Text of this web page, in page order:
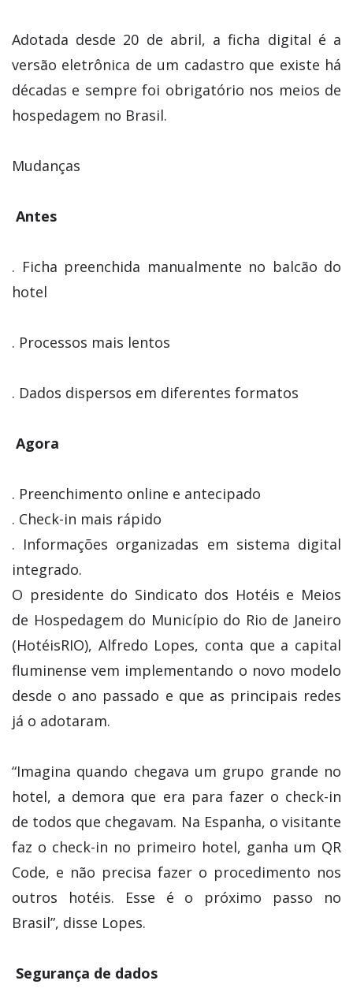
Adotada desde 20 de abril, a ficha digital é a
versão eletrônica de um cadastro que existe há
décadas e sempre foi obrigatório nos meios de
hospedagem no Brasil.
Mudanças
Antes
. Ficha preenchida manualmente no balcão do
hotel
. Processos mais lentos
. Dados dispersos em diferentes formatos
Agora
. Preenchimento online e antecipado
. Check-in mais rápido
. Informações organizadas em sistema digital
integrado.
O presidente do Sindicato dos Hotéis e Meios
de Hospedagem do Município do Rio de Janeiro
(HotéisRIO), Alfredo Lopes, conta que a capital
fluminense vem implementando o novo modelo
desde o ano passado e que as principais redes
já o adotaram.
“Imagina quando chegava um grupo grande no
hotel, a demora que era para fazer o check-in
de todos que chegavam. Na Espanha, o visitante
faz o check-in no primeiro hotel, ganha um QR
Code, e não precisa fazer o procedimento nos
outros hotéis. Esse é o próximo passo no
Brasil”, disse Lopes.
Segurança de dados